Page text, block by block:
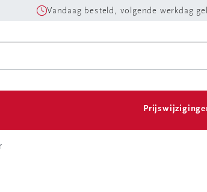
Vandaag besteld, volgende werkdag